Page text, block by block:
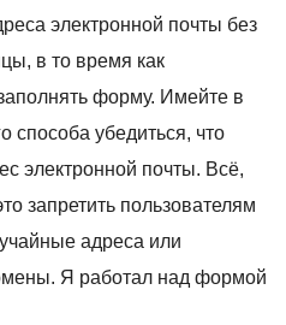
электронной почты без
в то время как
форму. Имейте в
способа убедиться, что
электронной почты. Всё,
запретить пользователям
адреса или
Я работал над формой